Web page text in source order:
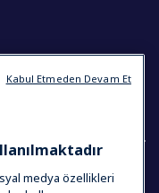
medya özellikleri
Kabul Etmeden Devam Et